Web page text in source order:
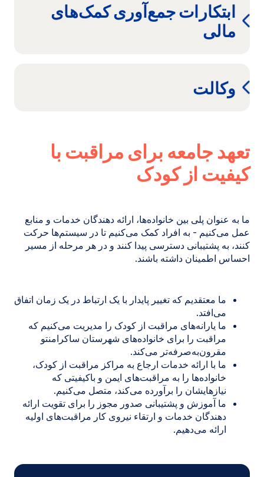
ابتکارات جمع‌آوری کمک‌های
مالی
وکالت
تعهد جامعه برای مراقبت با
کیفیت از کودک
ما به عنوان پلی بین خانواده‌ها، ارائه دهندگان خدمات و منابع
عمل می‌کنیم - به افراد کمک می‌کنیم تا در سیستم‌ها حرکت
کنند، به پشتیبانی دسترسی پیدا کنند و در هر مرحله از مسیر
احساس اطمینان داشته باشند.
ما معتقدیم که تغییر پایدار با یک ارتباط در یک زمان اتفاق
می‌افتد.
ما یارانه‌های مراقبت از کودک را مدیریت می‌کنیم که
مراقبت را برای خانواده‌های شهرستان ساکرامنتو
مقرون‌به‌صرفه‌تر می‌کند.
ما با ارائه خدمات ارجاع به مراکز مراقبت از کودک،
خانواده‌ها را به مراقبت‌های ایمن و باکیفیتی که
نیازهایشان را برآورده می‌کند، متصل می‌کنیم.
ما آموزش و پشتیبانی صدور مجوز را برای تقویت ارائه
دهندگان خدمات و ارتقاء نیروی کار مراقبت‌های اولیه
ارائه می‌دهیم.